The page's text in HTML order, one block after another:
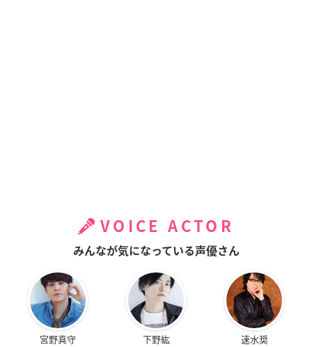
VOICE ACTOR
みんなが気になっている声優さん
宮野真守 下野紘 速水奨